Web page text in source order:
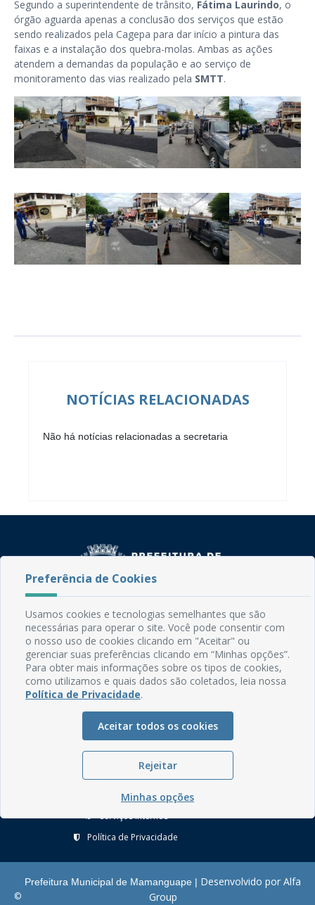
Segundo a superintendente de trânsito, Fátima Laurindo, o
órgão aguarda apenas a conclusão dos serviços que estão
sendo realizados pela Cagepa para dar início a pintura das
faixas e a instalação dos quebra-molas. Ambas as ações
atendem a demandas da população e ao serviço de
monitoramento das vias realizado pela SMTT.
NOTÍCIAS RELACIONADAS
Não há notícias relacionadas a secretaria
Rua do Imperador, 78, Centro
CEP: 58.280-000 - Mamanguape/PB
Fone: (83) 3292-2246
Email: comunicacao@mamanguape.pb.gov.br
Expediente: Segunda à Sexta, das 08h às 13h
Mapa do Site
Perguntas frequentes
Manual de Navegação
Glossário
Ouvidoria
Serviços Internos
Política de Privacidade
©
Prefeitura Municipal de Mamanguape | Desenvolvido por Alfa
Group
Preferência de Cookies
Usamos cookies e tecnologias semelhantes que são
necessárias para operar o site. Você pode consentir com
o nosso uso de cookies clicando em "Aceitar" ou
gerenciar suas preferências clicando em “Minhas opções”.
Para obter mais informações sobre os tipos de cookies,
como utilizamos e quais dados são coletados, leia nossa
Política de Privacidade.
Aceitar todos os cookies
Rejeitar
Minhas opções